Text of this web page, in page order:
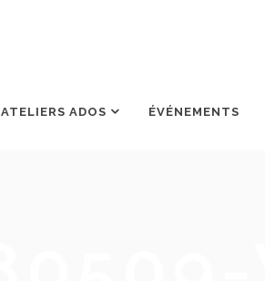
ATELIERS ADOS ÉVÉNEMENTS